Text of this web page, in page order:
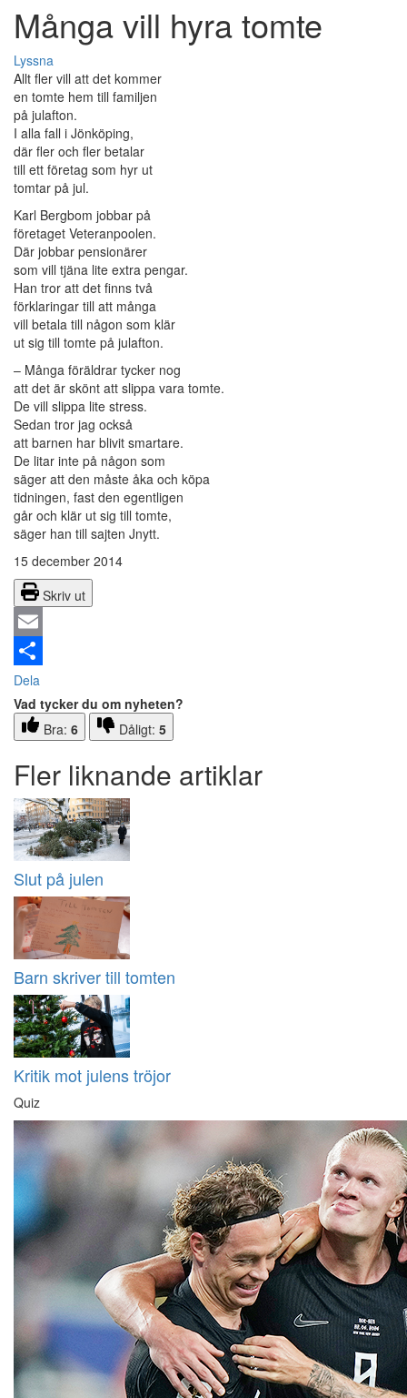
Många vill hyra tomte
Lyssna
Allt fler vill att det kommer
en tomte hem till familjen
på julafton.
I alla fall i Jönköping,
där fler och fler betalar
till ett företag som hyr ut
tomtar på jul.
Karl Bergbom jobbar på
företaget Veteranpoolen.
Där jobbar pensionärer
som vill tjäna lite extra pengar.
Han tror att det finns två
förklaringar till att många
vill betala till någon som klär
ut sig till tomte på julafton.
– Många föräldrar tycker nog
att det är skönt att slippa vara tomte.
De vill slippa lite stress.
Sedan tror jag också
att barnen har blivit smartare.
De litar inte på någon som
säger att den måste åka och köpa
tidningen, fast den egentligen
går och klär ut sig till tomte,
säger han till sajten Jnytt.
15 december 2014
Skriv ut
Email
Dela
Vad tycker du om nyheten?
Bra: 6 Dåligt: 5
Fler liknande artiklar
Slut på julen
Barn skriver till tomten
Kritik mot julens tröjor
Quiz